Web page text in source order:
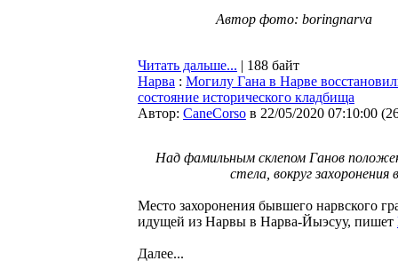
Автор фото: boringnarva
Читать дальше... | 188 байт
Нарва : Могилу Гана в Нарве
состояние исторического кладбища
Автор: CaneCorso в 22/05/2020 07:10:00 (
Над фамильным склепом Ганов
стела, вокруг
Место захоронения бывшего нарвского
идущей из Нарвы в Нарва-Йыэсуу, пишет
Далее...